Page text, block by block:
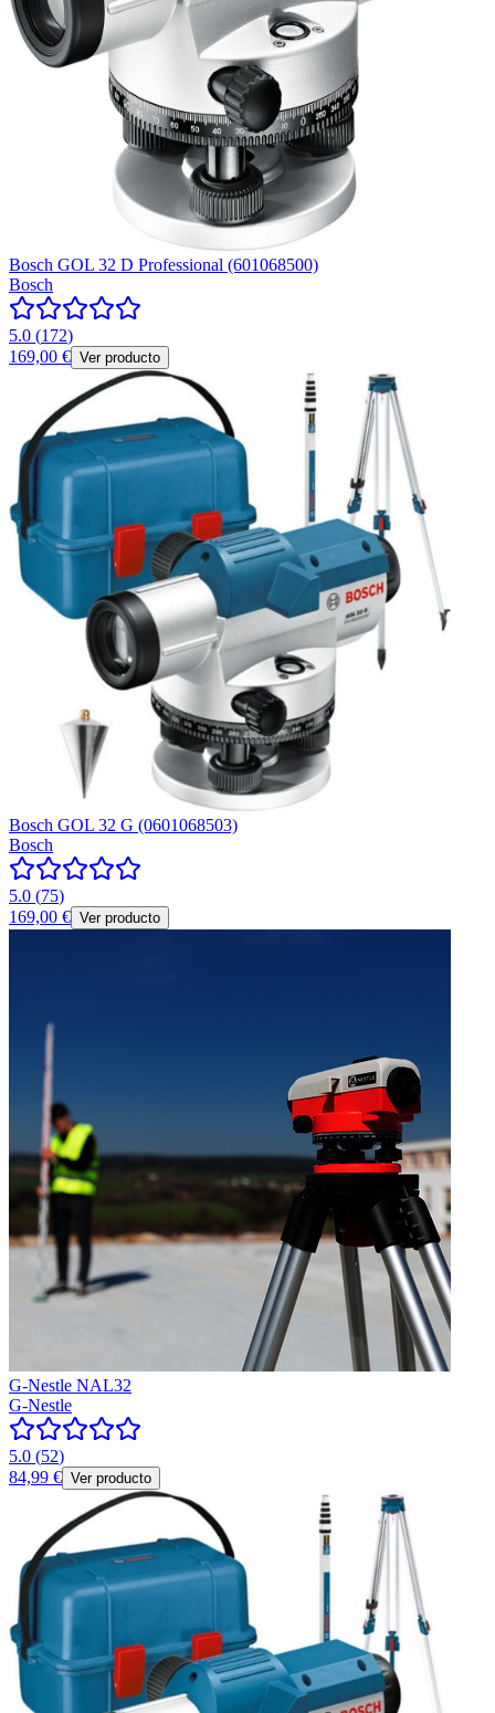
Bosch GOL 32 D Professional (601068500)
Bosch
5.0 (172)
169,00 € Ver producto
Bosch GOL 32 G (0601068503)
Bosch
5.0 (75)
169,00 € Ver producto
G-Nestle NAL32
G-Nestle
5.0 (52)
84,99 € Ver producto